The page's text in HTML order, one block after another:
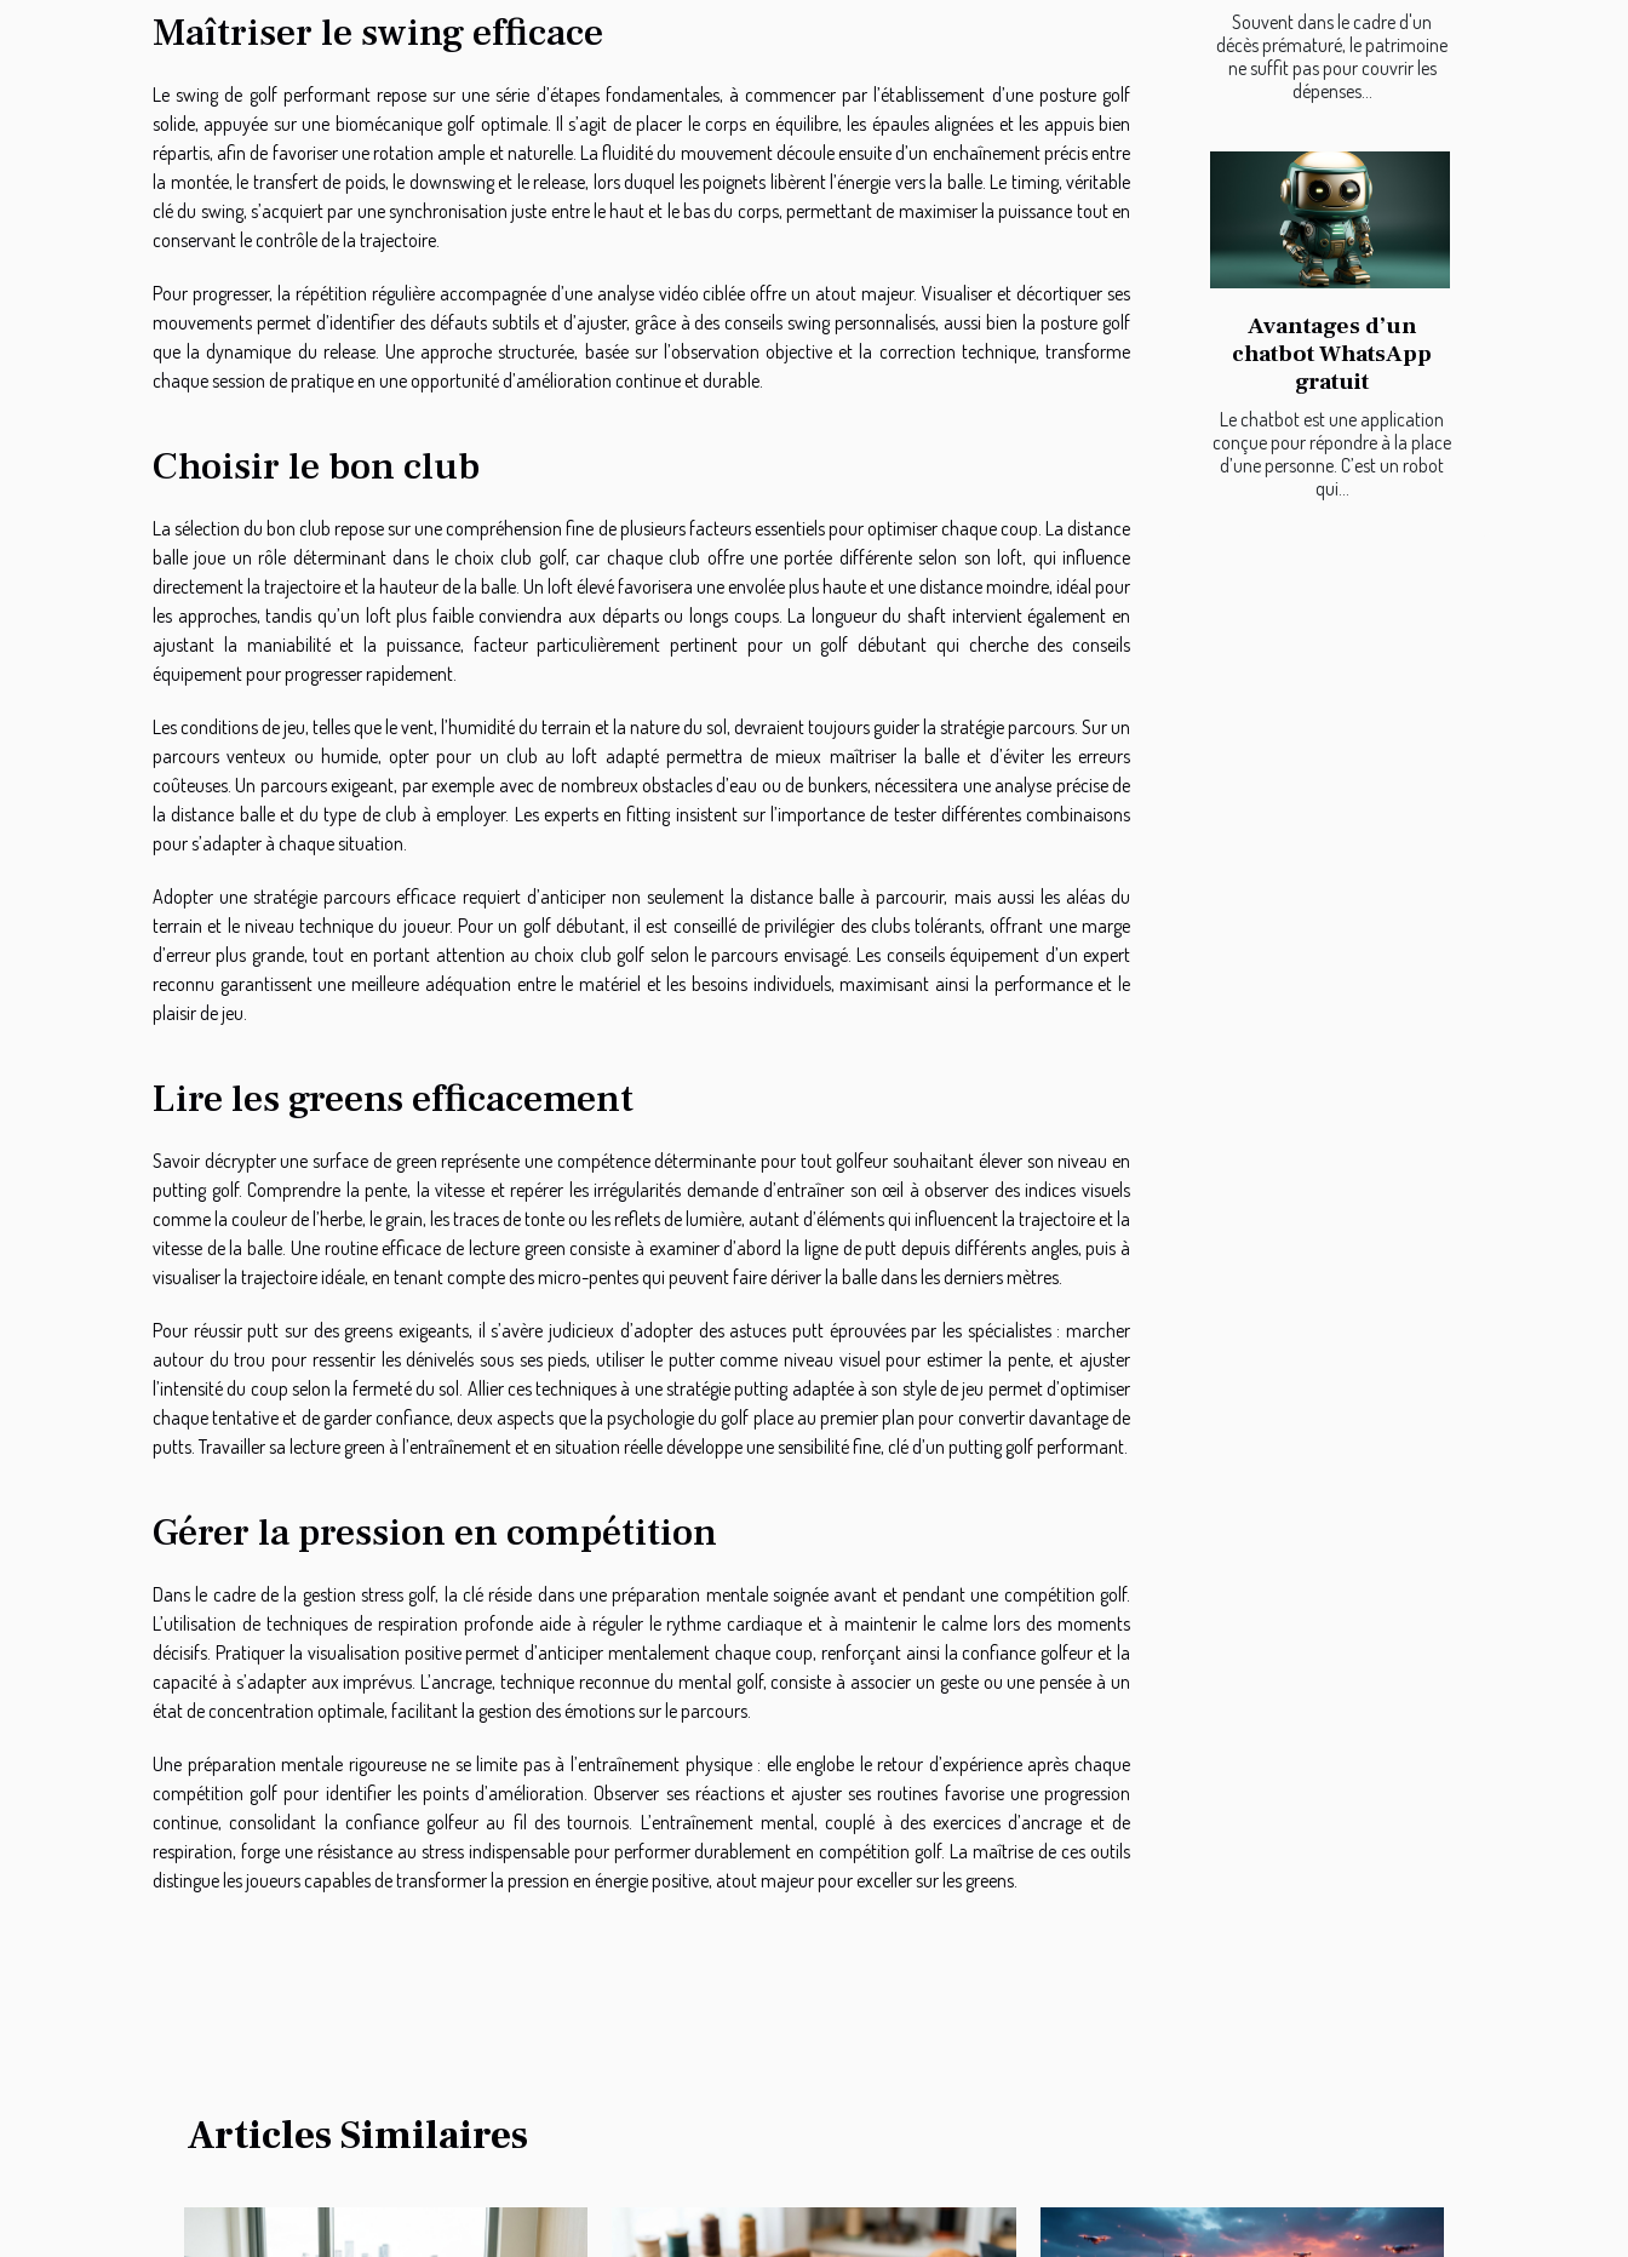
Maîtriser le swing efficace
Le swing de golf performant repose sur une série d’étapes fondamentales, à commencer par l’établissement d’une posture golf
solide, appuyée sur une biomécanique golf optimale. Il s’agit de placer le corps en équilibre, les épaules alignées et les appuis bien
répartis, afin de favoriser une rotation ample et naturelle. La fluidité du mouvement découle ensuite d’un enchaînement précis entre
la montée, le transfert de poids, le downswing et le release, lors duquel les poignets libèrent l’énergie vers la balle. Le timing, véritable
clé du swing, s’acquiert par une synchronisation juste entre le haut et le bas du corps, permettant de maximiser la puissance tout en
conservant le contrôle de la trajectoire.
Pour progresser, la répétition régulière accompagnée d’une analyse vidéo ciblée offre un atout majeur. Visualiser et décortiquer ses
mouvements permet d’identifier des défauts subtils et d’ajuster, grâce à des conseils swing personnalisés, aussi bien la posture golf
que la dynamique du release. Une approche structurée, basée sur l’observation objective et la correction technique, transforme
chaque session de pratique en une opportunité d’amélioration continue et durable.
Choisir le bon club
La sélection du bon club repose sur une compréhension fine de plusieurs facteurs essentiels pour optimiser chaque coup. La distance
balle joue un rôle déterminant dans le choix club golf, car chaque club offre une portée différente selon son loft, qui influence
directement la trajectoire et la hauteur de la balle. Un loft élevé favorisera une envolée plus haute et une distance moindre, idéal pour
les approches, tandis qu’un loft plus faible conviendra aux départs ou longs coups. La longueur du shaft intervient également en
ajustant la maniabilité et la puissance, facteur particulièrement pertinent pour un golf débutant qui cherche des conseils
équipement pour progresser rapidement.
Les conditions de jeu, telles que le vent, l’humidité du terrain et la nature du sol, devraient toujours guider la stratégie parcours. Sur un
parcours venteux ou humide, opter pour un club au loft adapté permettra de mieux maîtriser la balle et d’éviter les erreurs
coûteuses. Un parcours exigeant, par exemple avec de nombreux obstacles d’eau ou de bunkers, nécessitera une analyse précise de
la distance balle et du type de club à employer. Les experts en fitting insistent sur l’importance de tester différentes combinaisons
pour s’adapter à chaque situation.
Adopter une stratégie parcours efficace requiert d’anticiper non seulement la distance balle à parcourir, mais aussi les aléas du
terrain et le niveau technique du joueur. Pour un golf débutant, il est conseillé de privilégier des clubs tolérants, offrant une marge
d’erreur plus grande, tout en portant attention au choix club golf selon le parcours envisagé. Les conseils équipement d’un expert
reconnu garantissent une meilleure adéquation entre le matériel et les besoins individuels, maximisant ainsi la performance et le
plaisir de jeu.
Lire les greens efficacement
Savoir décrypter une surface de green représente une compétence déterminante pour tout golfeur souhaitant élever son niveau en
putting golf. Comprendre la pente, la vitesse et repérer les irrégularités demande d’entraîner son œil à observer des indices visuels
comme la couleur de l’herbe, le grain, les traces de tonte ou les reflets de lumière, autant d’éléments qui influencent la trajectoire et la
vitesse de la balle. Une routine efficace de lecture green consiste à examiner d’abord la ligne de putt depuis différents angles, puis à
visualiser la trajectoire idéale, en tenant compte des micro-pentes qui peuvent faire dériver la balle dans les derniers mètres.
Pour réussir putt sur des greens exigeants, il s’avère judicieux d’adopter des astuces putt éprouvées par les spécialistes : marcher
autour du trou pour ressentir les dénivelés sous ses pieds, utiliser le putter comme niveau visuel pour estimer la pente, et ajuster
l’intensité du coup selon la fermeté du sol. Allier ces techniques à une stratégie putting adaptée à son style de jeu permet d’optimiser
chaque tentative et de garder confiance, deux aspects que la psychologie du golf place au premier plan pour convertir davantage de
putts. Travailler sa lecture green à l’entraînement et en situation réelle développe une sensibilité fine, clé d’un putting golf performant.
Gérer la pression en compétition
Dans le cadre de la gestion stress golf, la clé réside dans une préparation mentale soignée avant et pendant une compétition golf.
L’utilisation de techniques de respiration profonde aide à réguler le rythme cardiaque et à maintenir le calme lors des moments
décisifs. Pratiquer la visualisation positive permet d’anticiper mentalement chaque coup, renforçant ainsi la confiance golfeur et la
capacité à s’adapter aux imprévus. L’ancrage, technique reconnue du mental golf, consiste à associer un geste ou une pensée à un
état de concentration optimale, facilitant la gestion des émotions sur le parcours.
Une préparation mentale rigoureuse ne se limite pas à l’entraînement physique : elle englobe le retour d’expérience après chaque
compétition golf pour identifier les points d’amélioration. Observer ses réactions et ajuster ses routines favorise une progression
continue, consolidant la confiance golfeur au fil des tournois. L’entraînement mental, couplé à des exercices d’ancrage et de
respiration, forge une résistance au stress indispensable pour performer durablement en compétition golf. La maîtrise de ces outils
distingue les joueurs capables de transformer la pression en énergie positive, atout majeur pour exceller sur les greens.
Souvent dans le cadre d'un
décès prématuré, le patrimoine
ne suffit pas pour couvrir les
dépenses...
Avantages d’un
chatbot WhatsApp
gratuit
Le chatbot est une application
conçue pour répondre à la place
d’une personne. C’est un robot
qui...
Articles Similaires